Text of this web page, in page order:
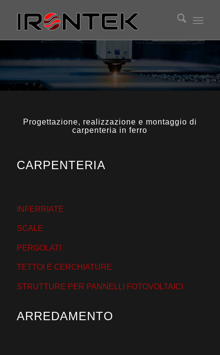
Progettazione, realizzazione e montaggio di
carpenteria in ferro
CARPENTERIA
INFERRIATE
SCALE
PERGOLATI
TETTOI E CERCHIATURE
STRUTTURE PER PANNELLI FOTOVOLTAICI
ARREDAMENTO